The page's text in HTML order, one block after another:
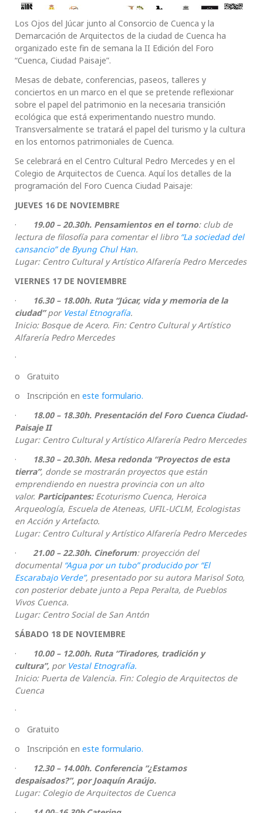
Los Ojos del Júcar junto al Consorcio de Cuenca y la
Demarcación de Arquitectos de la ciudad de Cuenca ha
organizado este fin de semana la II Edición del Foro
“Cuenca, Ciudad Paisaje”.
Mesas de debate, conferencias, paseos, talleres y
conciertos en un marco en el que se pretende reflexionar
sobre el papel del patrimonio en la necesaria transición
ecológica que está experimentando nuestro mundo.
Transversalmente se tratará el papel del turismo y la cultura
en los entornos patrimoniales de Cuenca.
Se celebrará en el Centro Cultural Pedro Mercedes y en el
Colegio de Arquitectos de Cuenca. Aquí los detalles de la
programación del Foro Cuenca Ciudad Paisaje:
JUEVES 16 DE NOVIEMBRE
·
19.00 – 20.30h. Pensamientos en el torno: club de
lectura de filosofía para comentar el libro “La sociedad del
cansancio” de Byung Chul Han.
Lugar: Centro Cultural y Artístico Alfarería Pedro Mercedes
VIERNES 17 DE NOVIEMBRE
·
16.30 – 18.00h. Ruta “Júcar, vida y memoria de la
ciudad”por Vestal Etnografía.
Inicio: Bosque de Acero. Fin: Centro Cultural y Artístico
Alfarería Pedro Mercedes
·
o Gratuito
o Inscripción en este formulario.
·
18.00 – 18.30h. Presentación del Foro Cuenca Ciudad-
Paisaje II
Lugar: Centro Cultural y Artístico Alfarería Pedro Mercedes
·
18.30 – 20.30h. Mesa redonda “Proyectos de esta
tierra”, donde se mostrarán proyectos que están
emprendiendo en nuestra provincia con un alto
valor. Participantes:Ecoturismo Cuenca, Heroica
Arqueología, Escuela de Ateneas, UFIL-UCLM, Ecologistas
en Acción y Artefacto.
Lugar: Centro Cultural y Artístico Alfarería Pedro Mercedes
· 21.00 – 22.30h. Cineforum: proyección del
documental “Agua por un tubo” producido por “El
Escarabajo Verde”, presentado por su autora Marisol Soto,
con posterior debate junto a Pepa Peralta, de Pueblos
Vivos Cuenca.
Lugar: Centro Social de San Antón
SÁBADO 18 DE NOVIEMBRE
·
10.00 – 12.00h. Ruta “Tiradores, tradición y
cultura”, por Vestal Etnografía.
Inicio: Puerta de Valencia. Fin: Colegio de Arquitectos de
Cuenca
·
o Gratuito
o Inscripción en este formulario.
·
12.30 – 14.00h. Conferencia “¿Estamos
despaisados?”, por Joaquín Araújo.
Lugar: Colegio de Arquitectos de Cuenca